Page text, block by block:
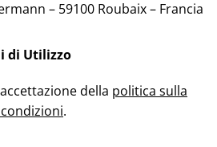
– 59100 Roubaix – Francia
di Utilizzo
della politica sulla
.